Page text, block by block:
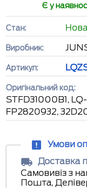
Є у
Стан: Нова
Виробник:
Артикул:
Оригінальний код:
STFD31000B1,
FP2820932,
Умови
Доставка
Самовивіз з
Пошта,